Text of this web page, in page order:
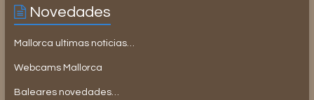
Novedades
Mallorca ultimas noticias…
Webcams Mallorca
Baleares novedades…